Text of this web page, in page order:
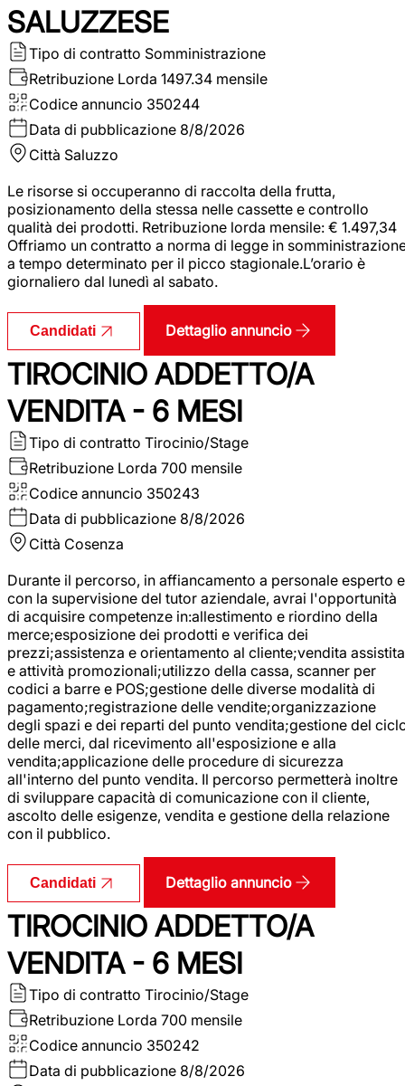
SALUZZESE
Tipo di contratto Somministrazione
Retribuzione Lorda 1497.34 mensile
Codice annuncio 350244
Data di pubblicazione 8/8/2026
Città Saluzzo
Le risorse si occuperanno di raccolta della frutta,
posizionamento della stessa nelle cassette e controllo
qualità dei prodotti. Retribuzione lorda mensile: € 1.497,34
Offriamo un contratto a norma di legge in
a tempo determinato per il picco stagionale.L’orario è
giornaliero dal lunedì al sabato.
Candidati Dettaglio annuncio
TIROCINIO ADDETTO/A
VENDITA - 6 MESI
Tipo di contratto Tirocinio/Stage
Retribuzione Lorda 700 mensile
Codice annuncio 350243
Data di pubblicazione 8/8/2026
Città Cosenza
Durante il percorso, in affiancamento a personale esperto e
con la supervisione del tutor aziendale, avrai l'opportunità
di acquisire competenze in:allestimento e riordino della
merce;esposizione dei prodotti e verifica dei
prezzi;assistenza e orientamento al cliente;vendita assistita
e attività promozionali;utilizzo della cassa, scanner per
codici a barre e POS;gestione delle diverse modalità di
pagamento;registrazione delle vendite;organizzazione
degli spazi e dei reparti del punto vendita;gestione del
delle merci, dal ricevimento all'esposizione e alla
vendita;applicazione delle procedure di sicurezza
all'interno del punto vendita. Il percorso permetterà inoltre
di sviluppare capacità di comunicazione con il cliente,
ascolto delle esigenze, vendita e gestione della relazione
con il pubblico.
Candidati Dettaglio annuncio
TIROCINIO ADDETTO/A
VENDITA - 6 MESI
Tipo di contratto Tirocinio/Stage
Retribuzione Lorda 700 mensile
Codice annuncio 350242
Data di pubblicazione 8/8/2026